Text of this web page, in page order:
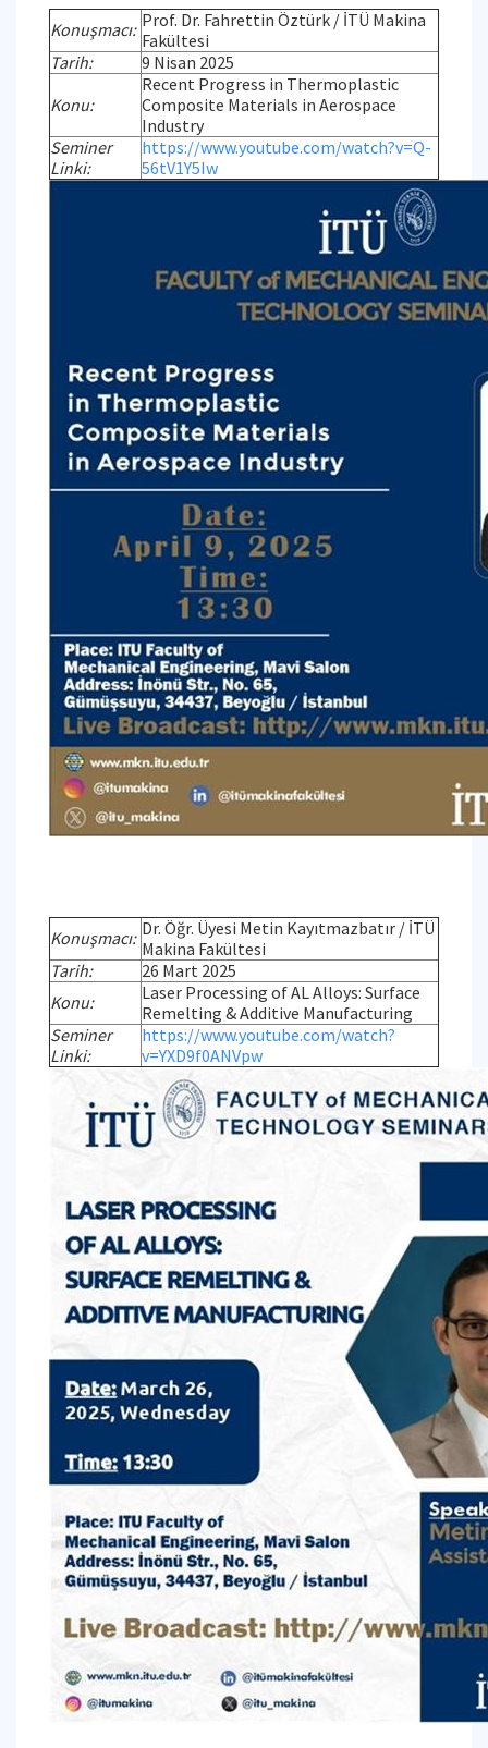
Konuşmacı: Prof. Dr. Fahrettin Öztürk / İTÜ Makina
Fakültesi
Tarih:
9 Nisan 2025
Konu:
Recent Progress in Thermoplastic
Composite Materials in Aerospace
Industry
Seminer
Linki:
https://www.youtube.com/watch?v=Q-
56tV1Y5Iw
Konuşmacı: Dr. Öğr. Üyesi Metin Kayıtmazbatır / İTÜ
Makina Fakültesi
Tarih:
26 Mart 2025
Konu:
Laser Processing of AL Alloys: Surface
Remelting & Additive Manufacturing
Seminer
Linki:
https://www.youtube.com/watch?
v=YXD9f0ANVpw